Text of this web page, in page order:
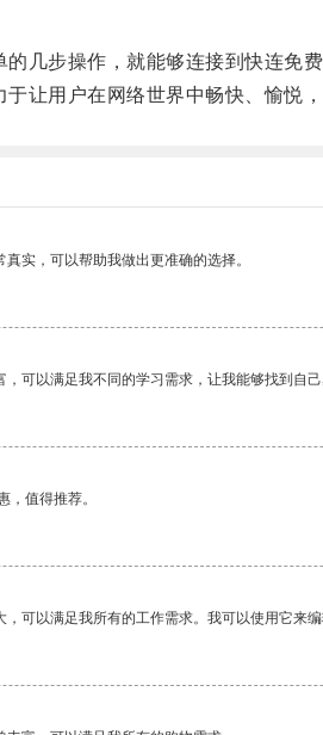
步操作，就能够连接到快连免
用户在网络世界中畅快、愉悦
实，可以帮助我做出更准确的选择。
，可以满足我不同的学习需求，让我能够找到自
，值得推荐。
，可以满足我所有的工作需求。我可以使用它来